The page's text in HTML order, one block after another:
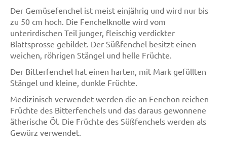
Der Gemüsefenchel ist meist einjährig und wird nur bis
zu 50 cm hoch. Die Fenchelknolle wird vom
unterirdischen Teil junger, fleischig verdickter
Blattsprosse gebildet. Der Süßfenchel besitzt einen
weichen, röhrigen Stängel und helle Früchte.
Der Bitterfenchel hat einen harten, mit Mark gefüllten
Stängel und kleine, dunkle Früchte.
Medizinisch verwendet werden die an Fenchon reichen
Früchte des Bitterfenchels und das daraus gewonnene
ätherische Öl. Die Früchte des Süßfenchels werden als
Gewürz verwendet.